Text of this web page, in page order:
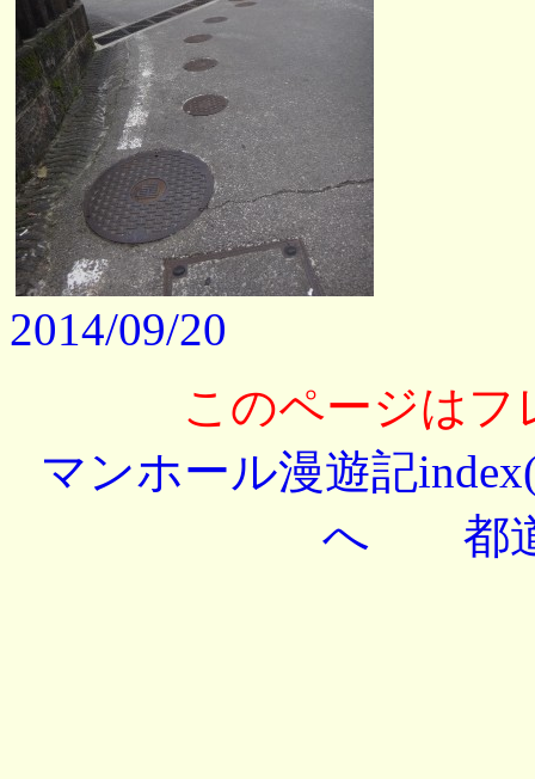
2014/09/20
このページはフ
マンホール漫遊記
へ
都